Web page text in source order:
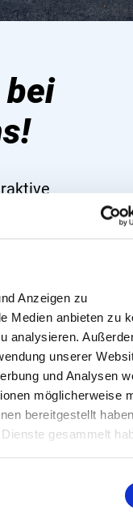
Anzeigen zu
Medien anbieten zu
analysieren.
unserer
und Analysen
möglicherweise
bereitgestellt
gesammelt
bei
dein
deinen
Team!